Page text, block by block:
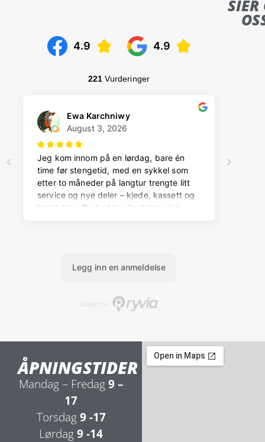
SIER
ÅPNINGSTIDER
Mandag – Fredag9 –
17
Torsdag9 -17
Lørdag9 -14